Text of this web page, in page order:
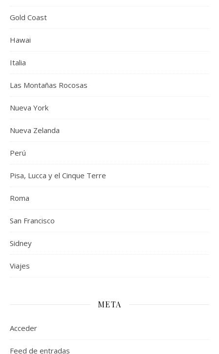
Gold Coast
Hawai
Italia
Las Montañas Rocosas
Nueva York
Nueva Zelanda
Perú
Pisa, Lucca y el Cinque Terre
Roma
San Francisco
Sidney
Viajes
META
Acceder
Feed de entradas